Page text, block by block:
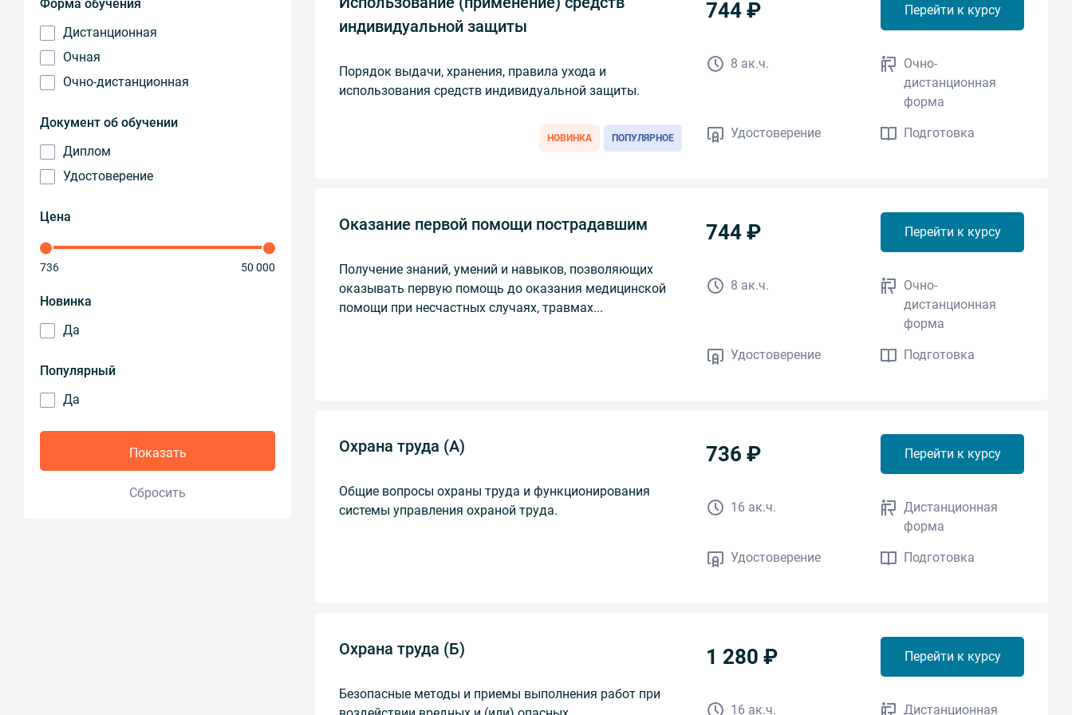
Форма обучения
Дистанционная
Очная
Очно-дистанционная
Документ об обучении
Диплом
Удостоверение
Цена
736 50 000
Новинка
Да
Популярный
Да
Показать
Сбросить
индивидуальной защиты
Порядок выдачи, хранения, правила ухода и
использования средств индивидуальной защиты.
НОВИНКА ПОПУЛЯРНОЕ
744 ₽ Перейти к курсу
8 ак.ч.
Очно-
дистанционная
форма
Удостоверение Подготовка
Оказание первой помощи пострадавшим
Получение знаний, умений и навыков, позволяющих
оказывать первую помощь до оказания медицинской
помощи при несчастных случаях, травмах...
744 ₽ Перейти к курсу
8 ак.ч.
Очно-
дистанционная
форма
Удостоверение Подготовка
Охрана труда (А)
Общие вопросы охраны труда и функционирования
системы управления охраной труда.
736 ₽ Перейти к курсу
16 ак.ч.
Дистанционная
форма
Удостоверение Подготовка
Охрана труда (Б)
Безопасные методы и приемы выполнения работ при
1 280 ₽ Перейти к курсу
16 ак.ч. Дистанционная